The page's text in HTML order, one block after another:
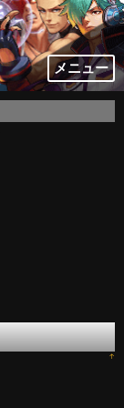
メニュー
↑